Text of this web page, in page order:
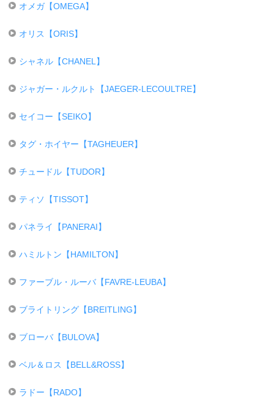
オメガ【OMEGA】
オリス【ORIS】
シャネル【CHANEL】
ジャガー・ルクルト【JAEGER-LECOULTRE】
セイコー【SEIKO】
タグ・ホイヤー【TAGHEUER】
チュードル【TUDOR】
ティソ【TISSOT】
パネライ【PANERAI】
ハミルトン【HAMILTON】
ファーブル・ルーバ【FAVRE-LEUBA】
ブライトリング【BREITLING】
ブローバ【BULOVA】
ベル＆ロス【BELL&ROSS】
ラドー【RADO】